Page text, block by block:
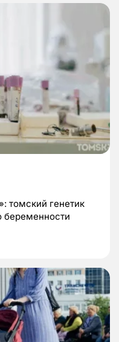
томский генетик
беременности